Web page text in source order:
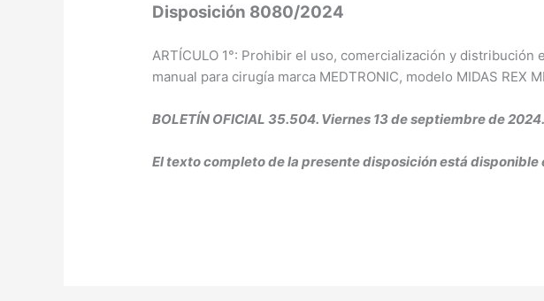
Disposición 8080/2024
ARTÍCULO 1°: Prohibir el uso, comercialización y
manual para cirugía marca MEDTRONIC, modelo MIDAS REX
BOLETÍN OFICIAL 35.504. Viernes 13 de septiembre de 2024.
El texto completo de la presente disposición está disponible